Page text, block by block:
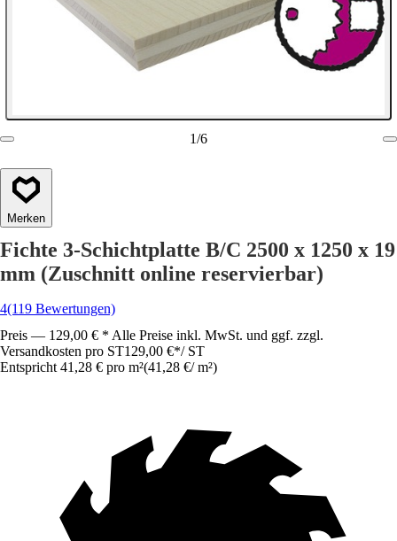
1/6
Merken
Fichte 3-Schichtplatte B/C 2500 x 1250 x 19
mm (Zuschnitt online reservierbar)
4(119 Bewertungen)
Preis — 129,00 € * Alle Preise inkl. MwSt. und ggf. zzgl.
Versandkosten pro ST129,00 €*/ ST
Entspricht 41,28 € pro m²(41,28 €/ m²)